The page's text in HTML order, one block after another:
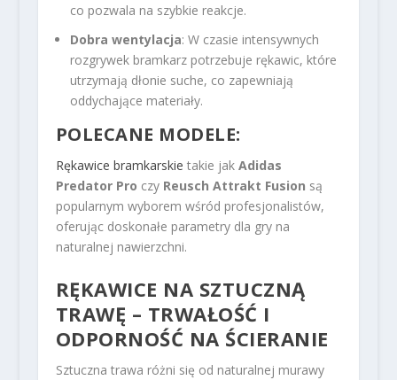
co pozwala na szybkie reakcje.
Dobra wentylacja: W czasie intensywnych
rozgrywek bramkarz potrzebuje rękawic, które
utrzymają dłonie suche, co zapewniają
oddychające materiały.
POLECANE MODELE:
Rękawice bramkarskie takie jak Adidas
Predator Pro czy Reusch Attrakt Fusion są
popularnym wyborem wśród profesjonalistów,
oferując doskonałe parametry dla gry na
naturalnej nawierzchni.
RĘKAWICE NA SZTUCZNĄ
TRAWĘ – TRWAŁOŚĆ I
ODPORNOŚĆ NA ŚCIERANIE
Sztuczna trawa różni się od naturalnej murawy